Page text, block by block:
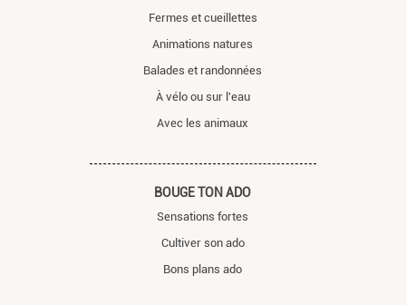
Fermes et cueillettes
Animations natures
Balades et randonnées
À vélo ou sur l'eau
Avec les animaux
BOUGE TON ADO
Sensations fortes
Cultiver son ado
Bons plans ado